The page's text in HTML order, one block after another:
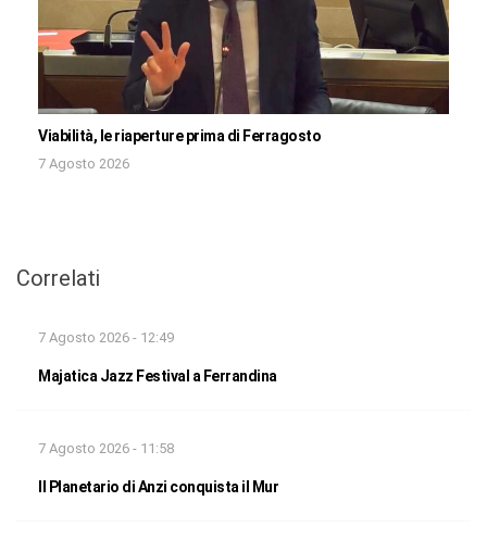
Viabilità, le riaperture prima di Ferragosto
7 Agosto 2026
Correlati
7 Agosto 2026 - 12:49
Majatica Jazz Festival a Ferrandina
7 Agosto 2026 - 11:58
Il Planetario di Anzi conquista il Mur